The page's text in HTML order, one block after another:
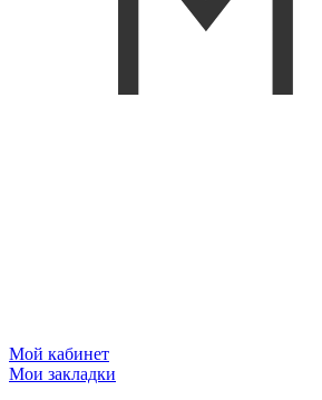
Мой кабинет
Мои закладки